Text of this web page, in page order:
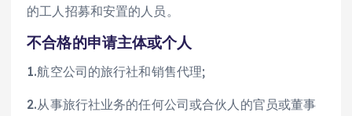
的工人招募和安置的人员。
不合格的申请主体或个人
1.航空公司的旅行社和销售代理;
2.从事旅行社业务的任何公司或合伙人的官员或董事